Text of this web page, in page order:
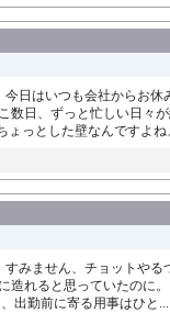
今日はいつも会社からお
数日、ずっと忙しい日々
ょっとした壁なんですよ
すみません、チョットや
れると思っていたのに
出勤前に寄る用事はひと...